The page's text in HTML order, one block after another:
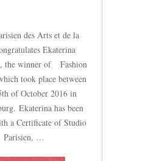
des Arts et de la
Ekaterina
the winner of Fashion
took place between
of October 2016 in
Ekaterina has been
a Certificate of Studio
Parisien, …